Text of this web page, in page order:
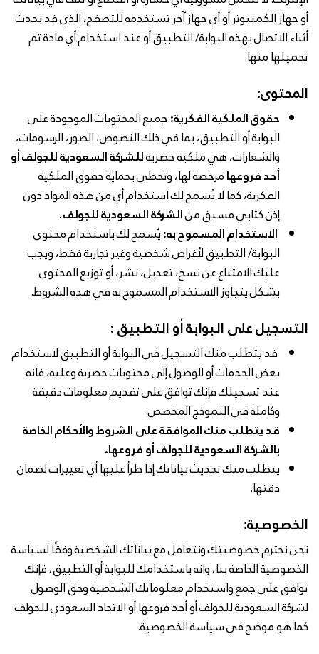
أو جهاز الكمبيوتر أو أي جهاز آخر تستخدمه للتصفح، الذي قد يحدث
أثناء الاتصال بهذه البوابة/ التطبيق أو عند استخدام أي مادة تم
تحميلها منها.
المحتوى:
حقوق الملكية الفكرية:جميع المحتويات الموجودة على
البوابة أو التطبيق، بما في ذلك النصوص، الصور، الرسومات،
والشعارات، هي ملكية حصريةللشركة السعودية للجولف أو
أحد فروعهامرخصة لها، وتحظى بحماية حقوق الملكية
الفكرية، كما لا يُسمح لك استخدام أي من هذه المواد دون
إذن كتابي مسبق منالشركة السعودية للجولف.
الاستخدام المسموح به:يُسمح لك باستخدام محتوى
البوابة/ التطبيق لأغراض شخصية وغير تجارية فقط، ويجب
عليك الامتناع عن نسخ، تعديل، نشر، أو توزيع المحتوى
بشكل يتجاوز الاستخدام المسموح به في هذه الشروط.
التسجيل على البوابة أو التطبيق :
قد يتطلب منك التسجيل في البوابة أو التطبيق لاستخدام
بعض الخدمات أو الوصول إلى محتويات حصرية وعليه، فانه
عند تسجيلك فإنك توافق على تقديم معلومات دقيقة
وكاملة في النموذج المخصص.
قد يتطلب منك الموافقة على الشروط والأحكام الخاصة
بالشركة السعودية للجولف أو فروعها.
يتطلب منك تحديث بياناتك إذا طرأ عليها أي تغييرات لضمان
دقتها.
الخصوصية:
نحن نحترم خصوصيتك ونتعامل مع بياناتك الشخصية وفقًا لسياسة
الخصوصية الخاصة بنا، وانه باستخدامك للبوابة أو التطبيق، فإنك
توافق على جمع واستخدام معلوماتك الشخصية وحق الوصول
لشركة السعودية للجولف أو أحد فروعها أو الاتحاد السعودي للجولف
كما هو موضح في سياسة الخصوصية.